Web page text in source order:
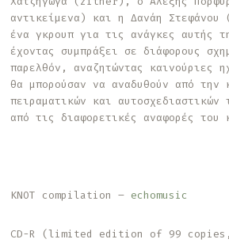
αντικείμενα) και η Δανάη Στεφάνου
ένα γκρουπ για τις ανάγκες αυτής
έχοντας συμπράξει σε διάφορους
παρελθόν, αναζητώντας καινούριες
θα μπορούσαν να αναδυθούν από την
πειραματικών και αυτοσχεδιαστικών
από τις διαφορετικές αναφορές του
KNOT compilation – echomusic
CD-R (limited edition of 99